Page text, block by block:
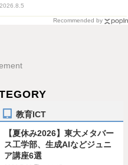
2026.8.5
Recommended by
教育ICT
【夏休み2026】東大メタバー
ス工学部、生成AIなどジュニ
ア講座6選